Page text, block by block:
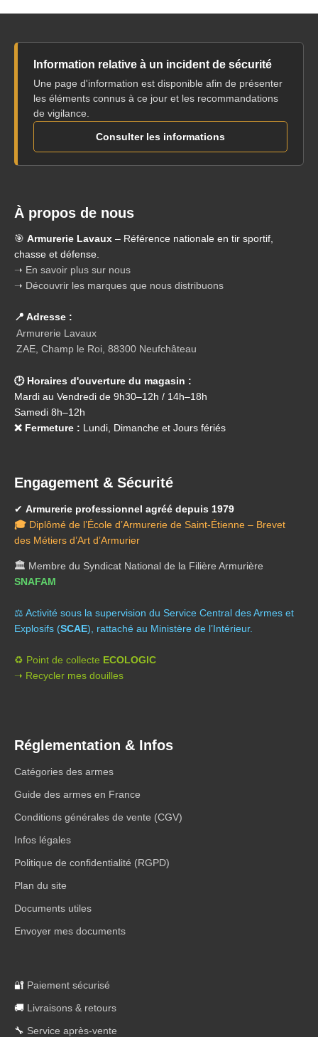
Information relative à un incident de sécurité
Une page d'information est disponible afin de présenter
les éléments connus à ce jour et les recommandations
de vigilance.
Consulter les informations
À propos de nous
🎯 Armurerie Lavaux – Référence nationale en tir sportif,
chasse et défense.
➝ En savoir plus sur nous
➝ Découvrir les marques que nous distribuons
📍 Adresse :
Armurerie Lavaux
ZAE, Champ le Roi, 88300 Neufchâteau
🕑 Horaires d'ouverture du magasin :
Mardi au Vendredi de 9h30–12h / 14h–18h
Samedi 8h–12h
❌ Fermeture : Lundi, Dimanche et Jours fériés
Engagement & Sécurité
✔ Armurerie professionnel agréé depuis 1979
🎓 Diplômé de l’École d’Armurerie de Saint-Étienne – Brevet
des Métiers d’Art d’Armurier
🏛️ Membre du Syndicat National de la Filière Armurière
SNAFAM
⚖️ Activité sous la supervision du Service Central des Armes et
Explosifs (SCAE), rattaché au Ministère de l’Intérieur.
♻️ Point de collecte ECOLOGIC
➝ Recycler mes douilles
Réglementation & Infos
Catégories des armes
Guide des armes en France
Conditions générales de vente (CGV)
Infos légales
Politique de confidentialité (RGPD)
Plan du site
Documents utiles
Envoyer mes documents
🔐 Paiement sécurisé
🚚 Livraisons & retours
🔧 Service après-vente